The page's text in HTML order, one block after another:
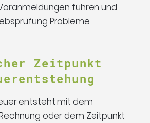
führen und
Probleme
Zeitpunkt
entsteht mit dem
oder dem Zeitpunkt